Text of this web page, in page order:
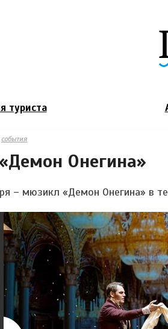
туриста
события
Онегина»
– мюзикл «Демон Онегина» в